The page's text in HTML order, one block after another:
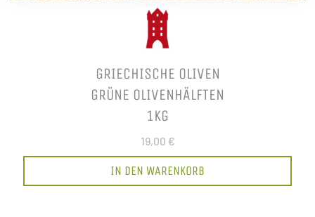
GRIECHISCHE OLIVEN
GRÜNE OLIVENHÄLFTEN
1KG
19,00 €
IN DEN WARENKORB